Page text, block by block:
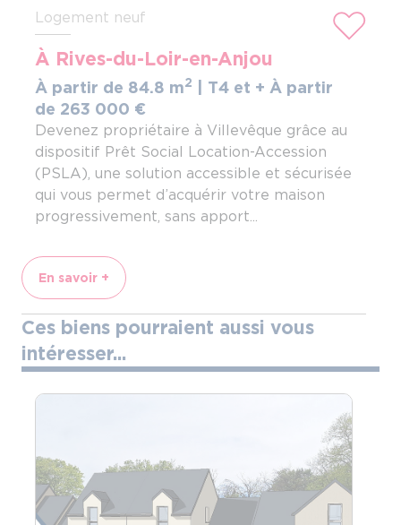
Logement neuf
À Rives-du-Loir-en-Anjou
À partir de 84.8 m2 | T4 et + À partir
de 263 000 €
Devenez propriétaire à Villevêque grâce au
dispositif Prêt Social Location-Accession
(PSLA), une solution accessible et sécurisée
qui vous permet d’acquérir votre maison
progressivement, sans apport...
En savoir +
Ces biens pourraient aussi vous
intéresser...